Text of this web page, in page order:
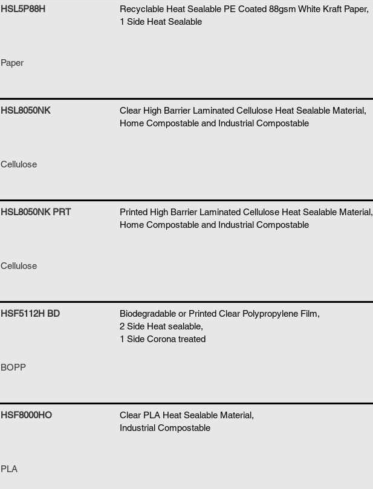
HSL5P88H
Recyclable Heat Sealable PE Coated 88gsm White Kraft Paper,
1 Side Heat Sealable
Paper
HSL8050NK
Clear High Barrier Laminated Cellulose Heat Sealable Material,
Home Compostable and Industrial Compostable
Cellulose
HSL8050NK PRT
Printed High Barrier Laminated Cellulose Heat Sealable Material,
Home Compostable and Industrial Compostable
Cellulose
HSF5112H BD
Biodegradable or Printed Clear Polypropylene Film,
2 Side Heat sealable,
1 Side Corona treated
BOPP
HSF8000HO
Clear PLA Heat Sealable Material,
Industrial Compostable
PLA